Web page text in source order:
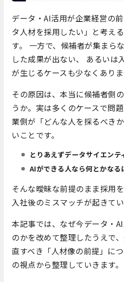
データ・AI活用が企業経営の
タ人材を採用したい」と考え
す。 一方で、候補者が集まら
した成果が出ない、 あるいは
が生じるケースも少なくありま
その原因は、本当に候補者側
うか。実は多くのケースで問
業側が「どんな人を採るべき
いことです。
とりあえずデータサイエンテ
AIができる人なら何とかなる
そんな曖昧な前提のまま採用
入社後のミスマッチが起きてい
本記事では、なぜ今データ・
のかを改めて整理したうえで
直すべき「人材像の前提」に
の視点から整理していきます。